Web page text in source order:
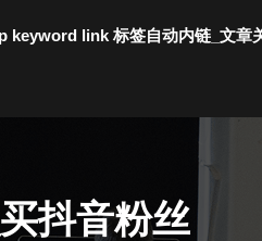
link 标签自动内链_文章
抖音粉丝